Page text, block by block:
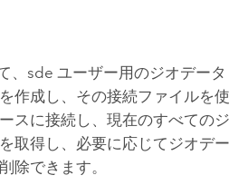
、sde ユーザー用のジオデータ
作成し、その接続ファイルを使
スに接続し、現在のすべてのジ
取得し、必要に応じてジオデー
除できます。